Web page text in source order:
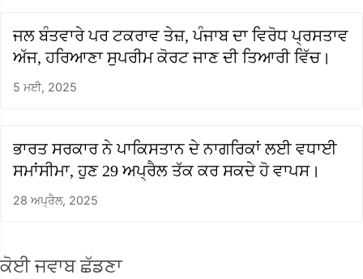
ਜਲ ਬੰਤਵਾਰੇ ਪਰ ਟਕਰਾਵ ਤੇਜ਼, ਪੰਜਾਬ ਦਾ ਵਿਰੋਧ ਪ੍ਰਸਤਾਵ
ਅੱਜ, ਹਰਿਆਣਾ ਸੁਪਰੀਮ ਕੋਰਟ ਜਾਣ ਦੀ ਤਿਆਰੀ ਵਿੱਚ।
5 ਮਈ, 2025
ਭਾਰਤ ਸਰਕਾਰ ਨੇ ਪਾਕਿਸਤਾਨ ਦੇ ਨਾਗਰਿਕਾਂ ਲਈ ਵਧਾਈ
ਸਮਾਂਸੀਮਾ, ਹੁਣ 29 ਅਪ੍ਰੈਲ ਤੱਕ ਕਰ ਸਕਦੇ ਹੋ ਵਾਪਸ।
28 ਅਪ੍ਰੈਲ, 2025
ਕੋਈ ਜਵਾਬ ਛੱਡਣਾ